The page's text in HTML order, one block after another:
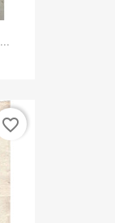
favorite_border